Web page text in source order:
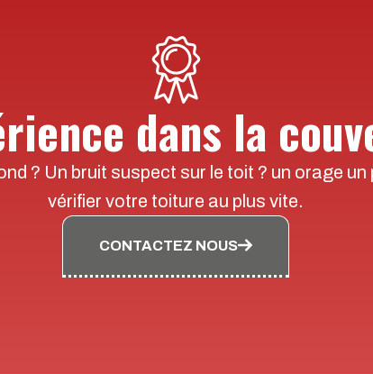
dans la
? Un bruit suspect sur le toit ? un orage
vérifier votre toiture au plus vite.
CONTACTEZ NOUS